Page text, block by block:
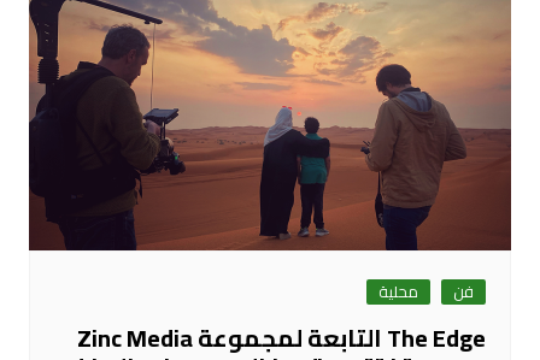
فن محلية
The Edge التابعة لمجموعة Zinc Media